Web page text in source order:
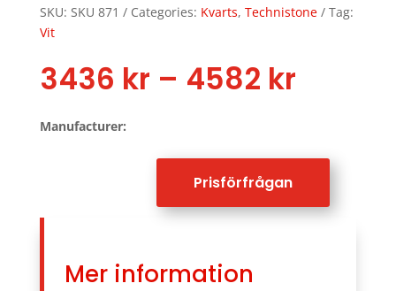
SKU: SKU 871 Categories: Kvarts, Technistone
Tag:
Vit
3436 kr – 4582 krPrice
4582
Manufacturer:
Prisförfrågan
Mer information